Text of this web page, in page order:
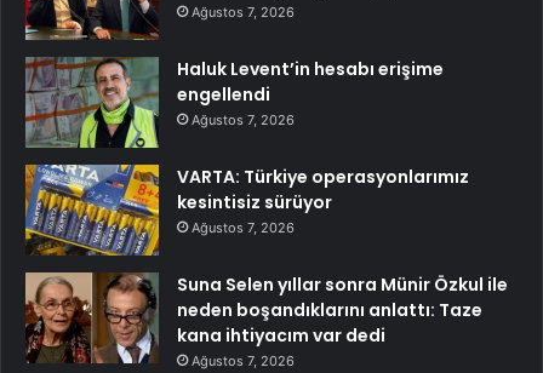
Ağustos 7, 2026
Haluk Levent’in hesabı erişime
engellendi
Ağustos 7, 2026
VARTA: Türkiye operasyonlarımız
kesintisiz sürüyor
Ağustos 7, 2026
Suna Selen yıllar sonra Münir Özkul ile
neden boşandıklarını anlattı: Taze
kana ihtiyacım var dedi
Ağustos 7, 2026